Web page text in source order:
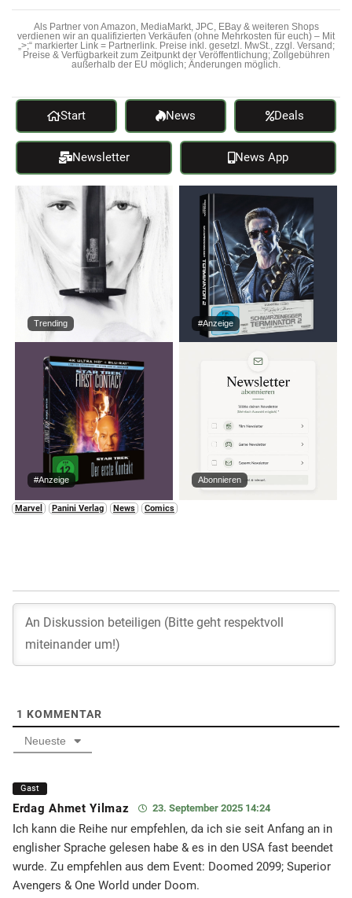
Als Partner von Amazon, MediaMarkt, JPC, EBay & weiteren Shops
verdienen wir an qualifizierten Verkäufen (ohne Mehrkosten für euch) – Mit
„>;“ markierter Link = Partnerlink. Preise inkl. gesetzl. MwSt., zzgl. Versand;
Preise & Verfügbarkeit zum Zeitpunkt der Veröffentlichung; Zollgebühren
außerhalb der EU möglich; Änderungen möglich.
Start News Deals
Newsletter News App
Trending #Anzeige
#Anzeige Abonnieren
Marvel Panini Verlag News Comics
1 KOMMENTAR
Neueste
Gast
Erdag Ahmet Yilmaz 23. September 2025 14:24
Ich kann die Reihe nur empfehlen, da ich sie seit Anfang an in
englisher Sprache gelesen habe & es in den USA fast beendet
wurde. Zu empfehlen aus dem Event: Doomed 2099; Superior
Avengers & One World under Doom.